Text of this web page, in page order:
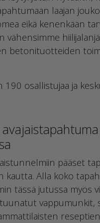
laajan
eikä kenenkään
vähensimme
betonituotteiden
190 osallistujaa ja
pääset
kautta. Alla koko
tässä jutussa myös
vappumunkit,